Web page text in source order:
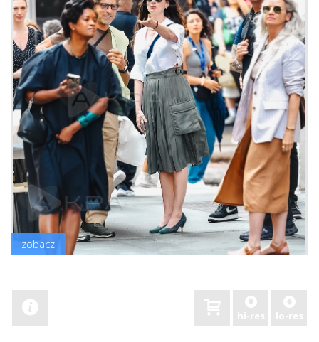
zobacz
hi-res lo-res